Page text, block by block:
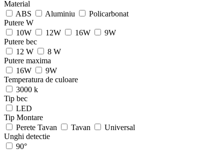
Material
ABS
Aluminiu
Policarbonat
Putere W
10W
12W 16W
9W
Putere bec
12 W
8 W
Putere maxima
16W
9W
Temperatura de culoare
3000 k
Tip bec
LED
Tip Montare
Perete Tavan
Tavan
Universal
Unghi detectie
90°